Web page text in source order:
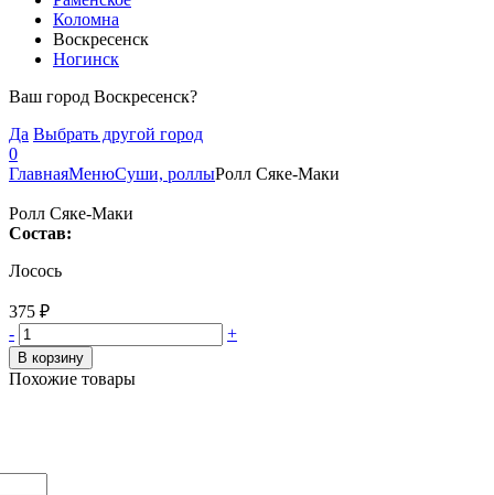
Коломна
Воскресенск
Ногинск
Ваш город Воскресенск?
Да Выбрать другой город
0
ГлавнаяМенюСуши, роллыРолл Сяке-Маки
Ролл Сяке-Маки
Состав:
Лосось
375 ₽
-
+
В корзину
Похожие товары